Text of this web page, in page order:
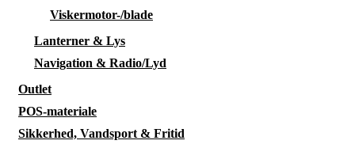
Viskermotor-/blade
Lanterner & Lys
Navigation & Radio/Lyd
Outlet
POS-materiale
Sikkerhed, Vandsport & Fritid